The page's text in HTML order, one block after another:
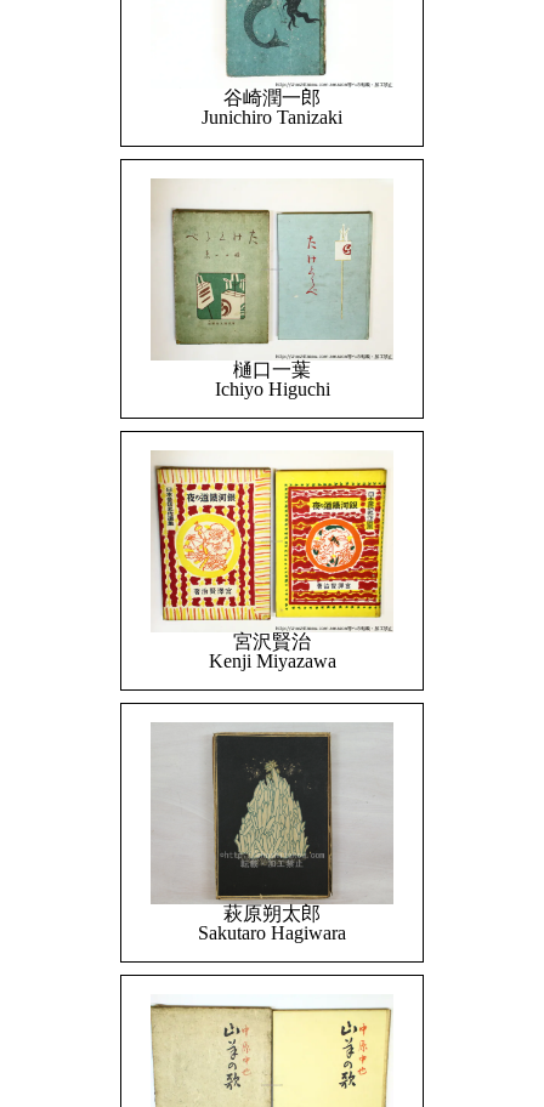
谷崎潤一郎
Junichiro Tanizaki
樋口一葉
Ichiyo Higuchi
宮沢賢治
Kenji Miyazawa
萩原朔太郎
Sakutaro Hagiwara